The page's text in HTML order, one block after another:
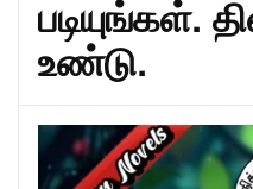
படியுங்கள்.
உண்டு.